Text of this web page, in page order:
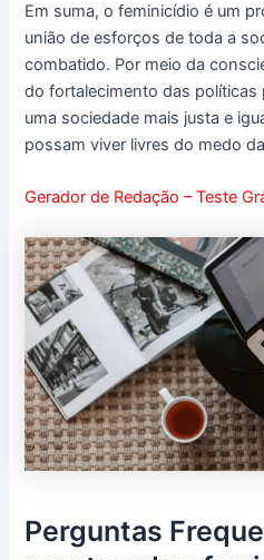
Em suma, o feminicídio é um
união de esforços de toda a
combatido. Por meio da
do fortalecimento das políticas
uma sociedade mais justa e
possam viver livres do medo
Gerador de Redação – Teste
Perguntas